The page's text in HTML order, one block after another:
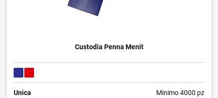
Custodia Penna Menit
Unica Minimo 4000 pz